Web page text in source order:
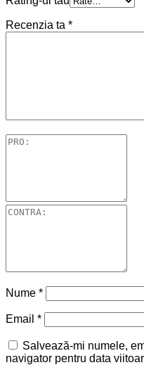
Recenzia ta *
Nume *
Email *
Salvează-mi numele,
navigator pentru data